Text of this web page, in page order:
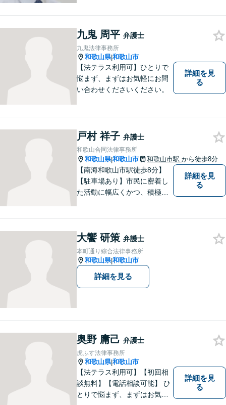
【当日／夜間／応相談】お悩
み事がございましたら、お気
軽にご相談下さい。
九鬼 周平 弁護士
九鬼法律事務所
和歌山県|和歌山市
【法テラス利用可】ひとりで
悩まず、まずはお気軽にお問
い合わせくださいください。
詳細を見
る
戸村 祥子 弁護士
和歌山合同法律事務所
和歌山県|和歌山市 和歌山市駅 から徒歩8分
【南海和歌山市駅徒歩8分】
【駐車場あり】市民に密着し
た活動に幅広くかつ、積極的
く対応可能。【地域に根ざし
た弁護士】法律トラブルでお
悩みの方は、お気軽にご相談
ください。
詳細を見
る
大饗 研策 弁護士
本町通り綜合法律事務所
和歌山県|和歌山市
詳細を見る
奥野 庸己 弁護士
虎ふす法律事務所
和歌山県|和歌山市
【法テラス利用可】【初回相
談無料】【電話相談可能】 ひ
とりで悩まず、まずはお気軽
詳細を見
る